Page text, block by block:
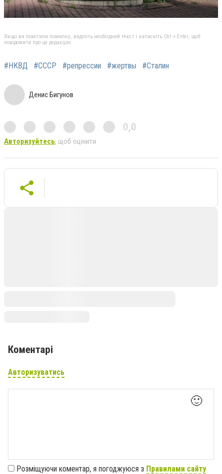
Якщо ви помітили помилку, виділіть необхідний текст і натисніть Ctrl + Enter, щоб
повідомити про це редакцію
#НКВД #СССР #репрессии #жертвы #Сталин
Денис Бигунов
0,0
Авторизуйтесь, щоб оцінити
Коментарі
Авторизуватись
🙂
Розміщуючи коментар, я погоджуюся з Правилами сайту